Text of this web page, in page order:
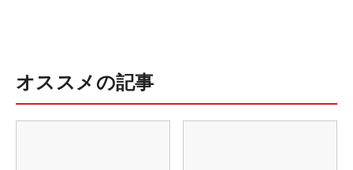
オススメの記事